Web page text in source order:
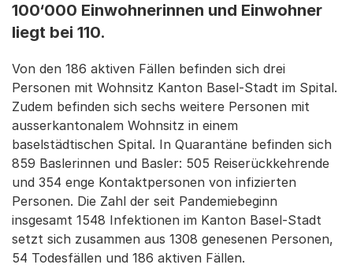
100‘000 Einwohnerinnen und Einwohner
liegt bei 110.
Von den 186 aktiven Fällen befinden sich drei
Personen mit Wohnsitz Kanton Basel-Stadt im Spital.
Zudem befinden sich sechs weitere Personen mit
ausserkantonalem Wohnsitz in einem
baselstädtischen Spital. In Quarantäne befinden sich
859 Baslerinnen und Basler: 505 Reiserückkehrende
und 354 enge Kontaktpersonen von infizierten
Personen. Die Zahl der seit Pandemiebeginn
insgesamt 1548 Infektionen im Kanton Basel-Stadt
setzt sich zusammen aus 1308 genesenen Personen,
54 Todesfällen und 186 aktiven Fällen.